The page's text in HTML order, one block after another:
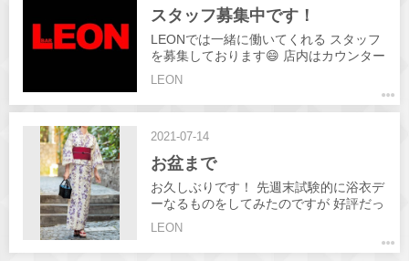
スタッフ募集中です！
LEONでは一緒に働いてくれる スタッフ
を募集しております😄 店内はカウンター
のみの 対面接客です♪ お酒は飲めなくて
もOK❗ 週1日程度でもOK❗ 短時間の勤務
でもOKです♪ 詳しくは 求人ページ から
タDMなどでのお問い合わせも OKです♪
#高松#飲み屋 #ガールズバー #キャバ #
時短明け #girlsbar #BAR #レオン#LEON
#スタッフ募集 #高松求人 #古馬場町求人
#古馬場 #スタッフ募集中 #朝までやって
ます #シャンパン #学生歓迎 #掛け持ち
ok #高松ナイトワーク
LEON
2021-07-14
お盆まで
お久しぶりです！ 先週末試験的に浴衣デ
ーなるものをしてみたのですが 好評だっ
たので週末限定でお盆明けまで 浴衣デー
なるものをしてみたいと思います！ 普段
とは違う女の子達をぜひこの機会に 会い
LEON